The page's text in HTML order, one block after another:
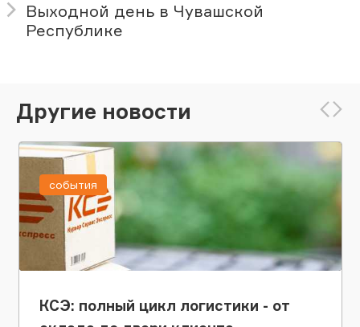
Выходной день в Чувашской
Республике
Другие новости
КСЭ: полный цикл логистики - от
события